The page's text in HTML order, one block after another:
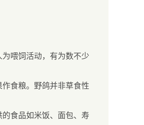
喂饲活动，有为数不少
食粮。野鸽并非草食性
食品如米饭、面包、寿